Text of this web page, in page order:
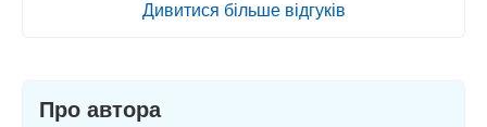
Дивитися більше відгуків
Про автора